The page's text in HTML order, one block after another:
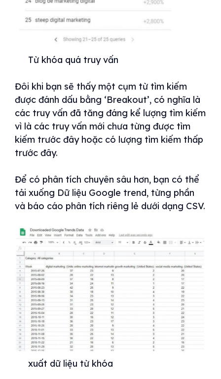
Từ khóa quá truy vấn
Đôi khi bạn sẽ thấy một cụm từ tìm kiếm
được đánh dấu bằng ‘Breakout’, có nghĩa là
các truy vấn đã tăng đáng kể lượng tìm kiếm
vì là các truy vấn mới chưa từng được tìm
kiếm trước đây hoặc có lượng tìm kiếm thấp
trước đây.
Để có phân tích chuyên sâu hơn, bạn có thể
tải xuống Dữ liệu Google trend, từng phần
và báo cáo phân tích riêng lẻ dưới dạng CSV.
xuất dữ liệu từ khóa